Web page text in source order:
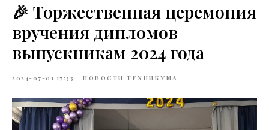
🎉 Торжественная церемония
вручения дипломов
выпускникам 2024 года
2024-07-01 17:33 НОВОСТИ ТЕХНИКУМА